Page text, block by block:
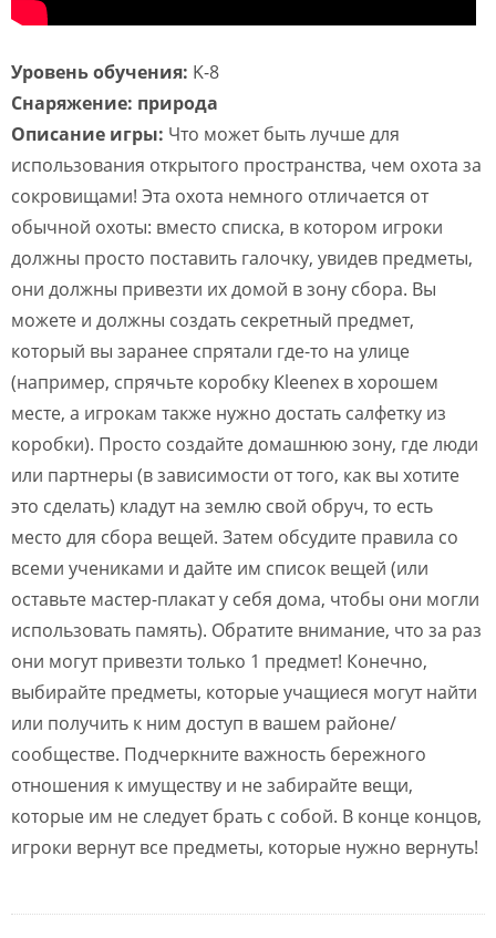
Уровень обучения: K-8
Снаряжение: природа
Описание игры: Что может быть лучше для
использования открытого пространства, чем охота за
сокровищами! Эта охота немного отличается от
обычной охоты: вместо списка, в котором игроки
должны просто поставить галочку, увидев предметы,
они должны привезти их домой в зону сбора. Вы
можете и должны создать секретный предмет,
который вы заранее спрятали где-то на улице
(например, спрячьте коробку Kleenex в хорошем
месте, а игрокам также нужно достать салфетку из
коробки). Просто создайте домашнюю зону, где люди
или партнеры (в зависимости от того, как вы хотите
это сделать) кладут на землю свой обруч, то есть
место для сбора вещей. Затем обсудите правила со
всеми учениками и дайте им список вещей (или
оставьте мастер-плакат у себя дома, чтобы они могли
использовать память). Обратите внимание, что за раз
они могут привезти только 1 предмет! Конечно,
выбирайте предметы, которые учащиеся могут найти
или получить к ним доступ в вашем районе/
сообществе. Подчеркните важность бережного
отношения к имуществу и не забирайте вещи,
которые им не следует брать с собой. В конце концов,
игроки вернут все предметы, которые нужно вернуть!